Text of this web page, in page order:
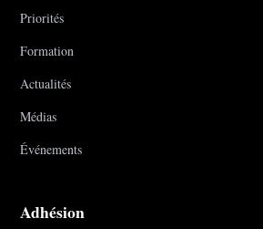
Priorités
Formation
Actualités
Médias
Événements
Adhésion